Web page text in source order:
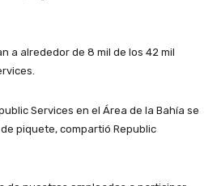
a alrededor de 8 mil de los 42 mil
Services en el Área de la Bahía se
piquete, compartió Republic